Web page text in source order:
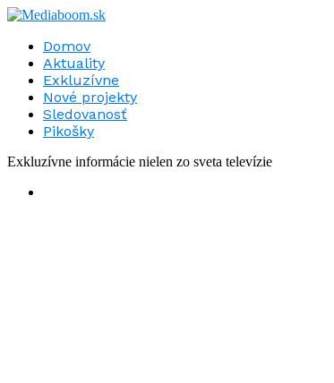
Domov
Aktuality
Exkluzívne
Nové projekty
Sledovanosť
Pikošky
Exkluzívne informácie nielen zo sveta televízie